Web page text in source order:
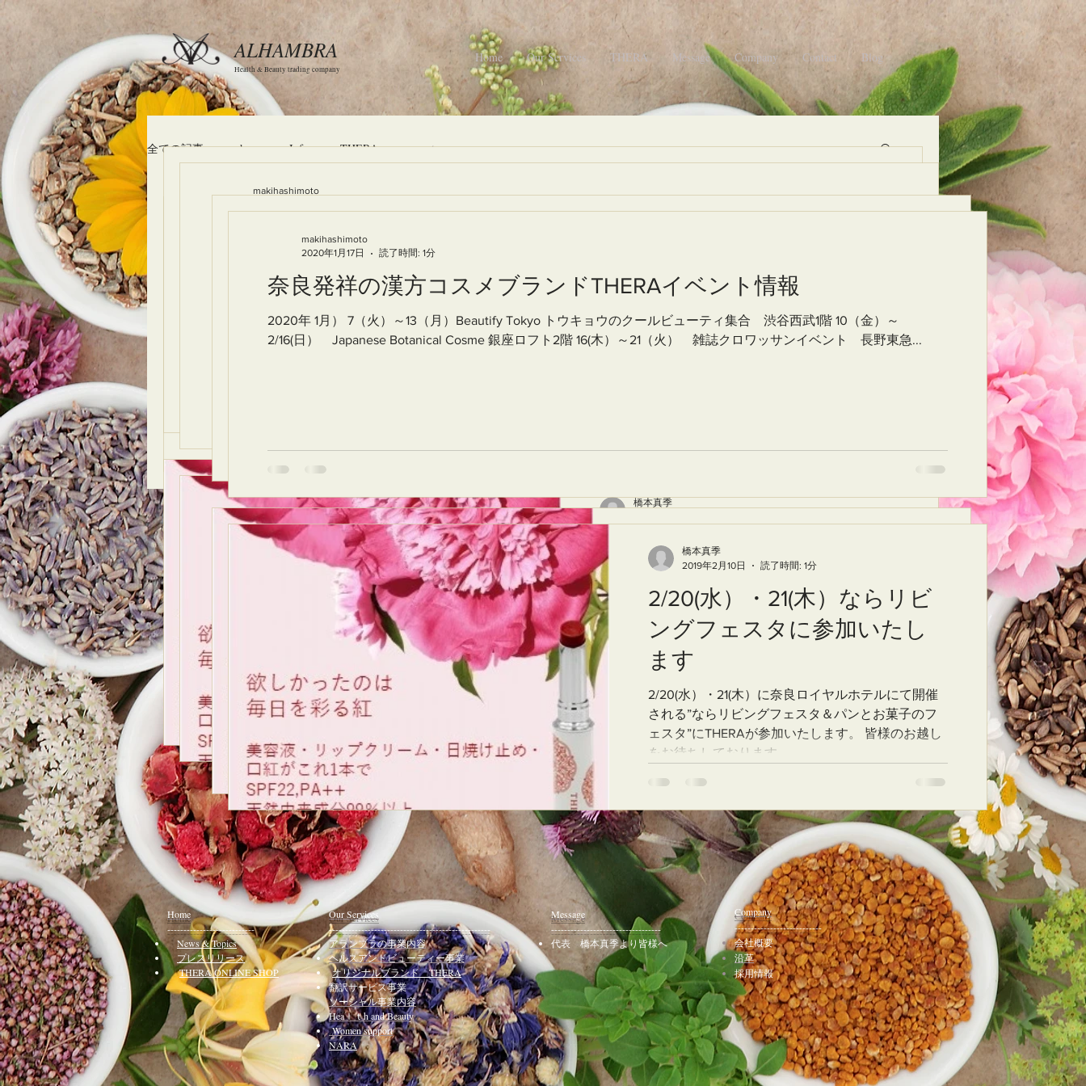
ALHAMBRA
Health & Beauty trading company
Home Our Services THERA Message Company Contact Blog
全ての記事 shop Info THERA event
健康博覧会 セミナー登壇します
唱えられる産学金官連携や地方創生や…、健康志向の高まり等の中で注目期待される分野ではあるものの、まだまだ課題
は多い様に思います。私も当事者として直面する立...
読了時間: 1分
2020年 1月） 7（火）～13（月）Beautify Tokyo トウキョウのクールビューティ集合 渋谷西武1階 10（金）～
2/16(日） Japanese Botanical Cosme 銀座ロフト2階 16(木）～21（火） 雑誌クロワッサンイベント 長野東急...
2020年1月17日
読了時間: 1分
2/20(水）・21(木）ならリビ
ングフェスタに参加いたし
ます
2/20(水）・21(木）に奈良ロイヤルホテルにて開催
される”ならリビングフェスタ＆パンとお菓子のフ
ェスタ”にTHERAが参加いたします。 皆様のお越し
をお待ちしております。
http://www.naraliving.com/handmade/festa/1901a.ht
ml
2019年2月10日
読了時間: 1分
奈良発祥の漢方コスメブランドTHERAイベント情報
2020年 1月） 7（火）～13（月）Beautify Tokyo トウキョウのクールビューティ集合 渋谷西武1階 10（金）～
2/16(日） Japanese Botanical Cosme 銀座ロフト2階 16(木）～21（火） 雑誌クロワッサンイベント 長野東急...
makihashimoto
2/20(水）・21(木）ならリビ
ングフェスタに参加いたし
ます
2/20(水）・21(木）に奈良ロイヤルホテルにて開催
される”ならリビングフェスタ＆パンとお菓子のフ
ェスタ”にTHERAが参加いたします。 皆様のお越し
をお待ちしております。
http://www.naraliving.com/handmade/festa/1901a.ht
橋本真季
奈良発祥の漢方コスメブランドTHERAイベント情報
2/16(日） Japanese Botanical Cosme 銀座ロフト2階 16(木）～21（火） 雑誌クロワッサンイベント 長野東急...
2020年1月17日
読了時間: 1分
2/20(水）・21(木）ならリビ
ングフェスタに参加いたし
ます
される”ならリビングフェスタ＆パンとお菓子のフ
ェスタ”にTHERAが参加いたします。 皆様のお越し
をお待ちしております。
http://www.naraliving.com/handmade/festa/1901a.ht
2019年2月10日
奈良発祥の漢方コスメブランドTHERAイベント情報
2020年 1月） 7（火）～13（月）Beautify Tokyo トウキョウのクールビューティ集合 渋谷西武1階 10（金）～
2/16(日） Japanese Botanical Cosme 銀座ロフト2階 16(木）～21（火） 雑誌クロワッサンイベント 長野東急...
makihashimoto
2020年1月17日
読了時間: 1分
2/20(水）・21(木）ならリビ
ングフェスタに参加いたし
ます
2/20(水）・21(木）に奈良ロイヤルホテルにて開催
される”ならリビングフェスタ＆パンとお菓子のフ
ェスタ”にTHERAが参加いたします。 皆様のお越し
をお待ちしております。
橋本真季
2019年2月10日
読了時間: 1分
Home
---------------------------
News & Topics
プレスリリース
​THERA ONLINE SHOP
Our Services
--------------------------------------------------
アランブラの事業内容
ヘルスアンドビューティー事業
オリジナルブランド THERA
翻訳サービス事業
ソーシャル事業内容
Heaｌｔh and Beauty
Women support
NARA
Message
----------------------------------
代表 橋本真季より皆様へ
Company
---------------------------
会社概要
沿革
採用情報